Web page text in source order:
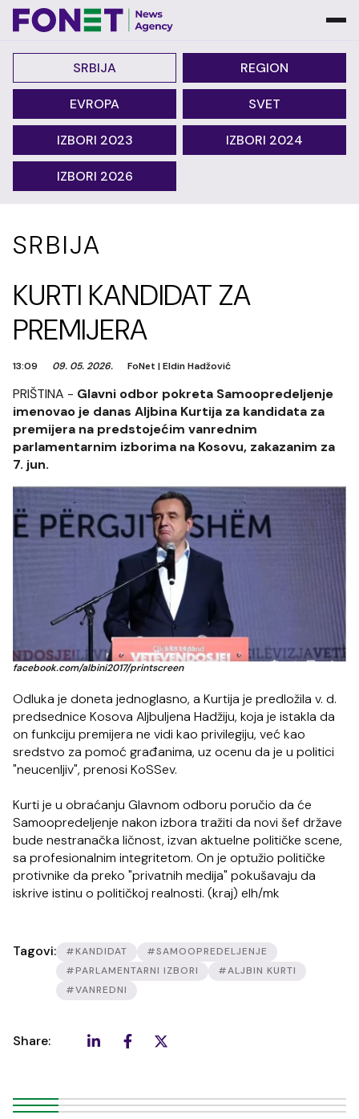
SRBIJA REGION
EVROPA SVET
IZBORI 2023 IZBORI 2024
IZBORI 2026
SRBIJA
KURTI KANDIDAT ZA
PREMIJERA
13:09 09. 05. 2026. FoNet |Eldin Hadžović
PRIŠTINA - Glavni odbor pokreta Samoopredeljenje
imenovao je danas Aljbina Kurtija za kandidata za
premijera na predstojećim vanrednim
parlamentarnim izborima na Kosovu, zakazanim za
7. jun.
facebook.com/albini2017/printscreen
Odluka je doneta jednoglasno, a Kurtija je predložila v. d.
predsednice Kosova Aljbuljena Hadžiju, koja je istakla da
on funkciju premijera ne vidi kao privilegiju, već kao
sredstvo za pomoć građanima, uz ocenu da je u politici
"neucenljiv", prenosi KoSSev.
Kurti je u obraćanju Glavnom odboru poručio da će
Samoopredeljenje nakon izbora tražiti da novi šef države
bude nestranačka ličnost, izvan aktuelne političke scene,
sa profesionalnim integritetom. On je optužio političke
protivnike da preko "privatnih medija" pokušavaju da
iskrive istinu o političkoj realnosti. (kraj) elh/mk
Tagovi: #KANDIDAT
#SAMOOPREDELJENJE
#PARLAMENTARNI IZBORI
#ALJBIN KURTI
#VANREDNI
Share: